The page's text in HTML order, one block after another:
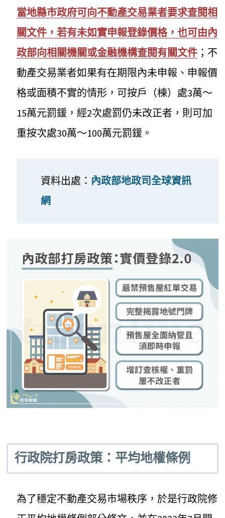
當地縣市政府可向不動產交易業者要求查閱相
關文件，若有未如實申報登錄價格，也可由內
政部向相關機關或金融機構查閱有關文件 ；不
動產交易業者如果有在期限內未申報、申報價
格或面積不實的情形，可按戶（棟）處3萬～
15萬元罰鍰，經2次處罰仍未改正者，則可加
重按次處30萬～100萬元罰鍰。
資料出處： 內政部地政司全球資訊
網
行政院打房政策：平均地權條例
為了穩定不動產交易市場秩序，於是行政院修